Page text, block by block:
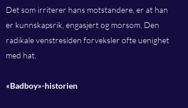
Det som irriterer hans motstandere, er at han
er kunnskapsrik, engasjert og morsom. Den
radikale venstresiden forveksler ofte uenighet
med hat.
«Badboy»-historien